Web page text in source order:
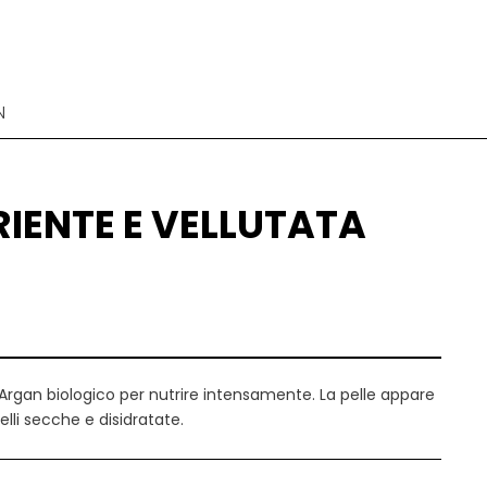
E VELLUTATA
biologico per nutrire intensamente. La pelle appare
secche e disidratate.